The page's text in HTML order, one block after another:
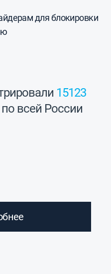
для блокировки
15123
всей России